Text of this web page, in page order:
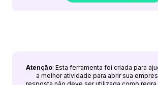
Atenção: Esta ferramenta foi criada para
a melhor atividade para abrir sua